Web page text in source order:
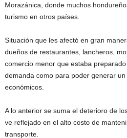
Morazánica, donde muchos
turismo en otros países.
Situación que les afectó en gran
dueños de restaurantes, lancheros,
comercio menor que estaba
demanda como para poder generar
económicos.
A lo anterior se suma el deterioro de
ve reflejado en el alto costo de
transporte.